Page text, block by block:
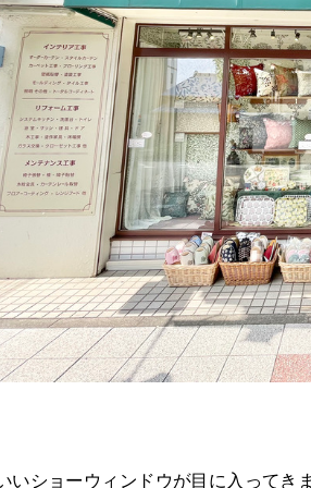
いショーウィンドウが目に入ってき